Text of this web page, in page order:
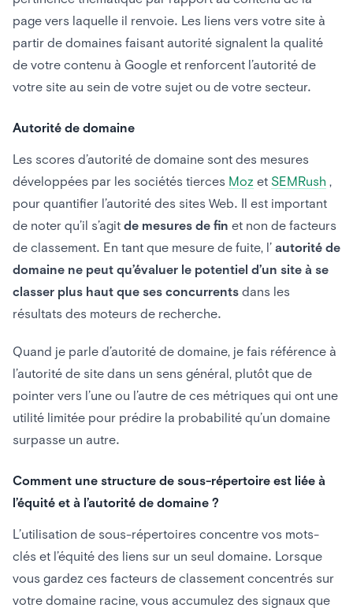
page vers laquelle il renvoie. Les liens vers votre site à
partir de domaines faisant autorité signalent la qualité
de votre contenu à Google et renforcent l’autorité de
votre site au sein de votre sujet ou de votre secteur.
Autorité de domaine
Les scores d’autorité de domaine sont des mesures
développées par les sociétés tierces Moz et SEMRush
pour quantifier l’autorité des sites Web. Il est important
de noter qu’il s’agit de mesures de fin et non de facteurs
de classement. En tant que mesure de fuite, l’ autorité de
domaine ne peut qu’évaluer le potentiel d’un site à se
classer plus haut que ses concurrents dans les
résultats des moteurs de recherche.
Quand je parle d’autorité de domaine, je fais référence à
l’autorité de site dans un sens général, plutôt que de
pointer vers l’une ou l’autre de ces métriques qui ont une
utilité limitée pour prédire la probabilité qu’un domaine
surpasse un autre.
Comment une structure de sous-répertoire est liée à
l’équité et à l’autorité de domaine ?
L’utilisation de sous-répertoires concentre vos mots-
clés et l’équité des liens sur un seul domaine. Lorsque
vous gardez ces facteurs de classement concentrés sur
votre domaine racine, vous accumulez des signaux que